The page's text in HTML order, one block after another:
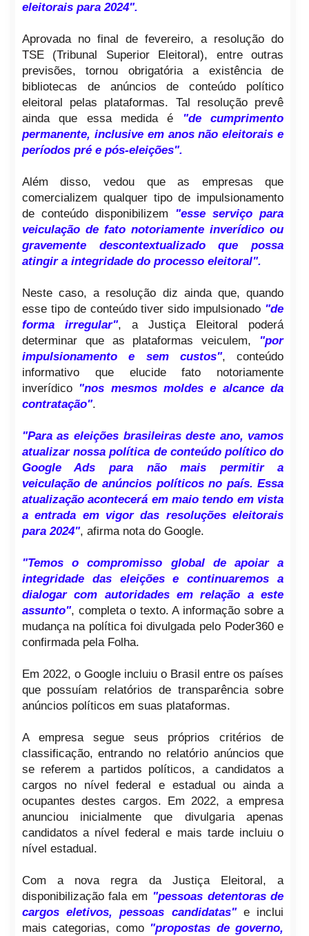
eleitorais para 2024".
Aprovada no final de fevereiro, a resolução do
TSE (Tribunal Superior Eleitoral), entre outras
previsões, tornou obrigatória a existência de
bibliotecas de anúncios de conteúdo político
eleitoral pelas plataformas. Tal resolução prevê
ainda que essa medida é "de cumprimento
permanente, inclusive em anos não eleitorais e
períodos pré e pós-eleições".
Além disso, vedou que as empresas que
comercializem qualquer tipo de impulsionamento
de conteúdo disponibilizem "esse serviço para
veiculação de fato notoriamente inverídico ou
gravemente descontextualizado que possa
atingir a integridade do processo eleitoral".
Neste caso, a resolução diz ainda que, quando
esse tipo de conteúdo tiver sido impulsionado "de
forma irregular", a Justiça Eleitoral poderá
determinar que as plataformas veiculem, "por
impulsionamento e sem custos", conteúdo
informativo que elucide fato notoriamente
inverídico "nos mesmos moldes e alcance da
contratação".
"Para as eleições brasileiras deste ano, vamos
atualizar nossa política de conteúdo político do
Google Ads para não mais permitir a
veiculação de anúncios políticos no país. Essa
atualização acontecerá em maio tendo em vista
a entrada em vigor das resoluções eleitorais
para 2024", afirma nota do Google.
"Temos o compromisso global de apoiar a
integridade das eleições e continuaremos a
dialogar com autoridades em relação a este
assunto", completa o texto. A informação sobre a
mudança na política foi divulgada pelo Poder360 e
confirmada pela Folha.
Em 2022, o Google incluiu o Brasil entre os países
que possuíam relatórios de transparência sobre
anúncios políticos em suas plataformas.
A empresa segue seus próprios critérios de
classificação, entrando no relatório anúncios que
se referem a partidos políticos, a candidatos a
cargos no nível federal e estadual ou ainda a
ocupantes destes cargos. Em 2022, a empresa
anunciou inicialmente que divulgaria apenas
candidatos a nível federal e mais tarde incluiu o
nível estadual.
Com a nova regra da Justiça Eleitoral, a
disponibilização fala em "pessoas detentoras de
cargos eletivos, pessoas candidatas"e inclui
mais categorias, como "propostas de governo,